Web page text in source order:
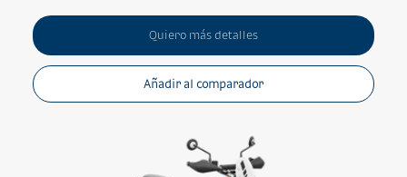
Quiero más detalles
Añadir al comparador